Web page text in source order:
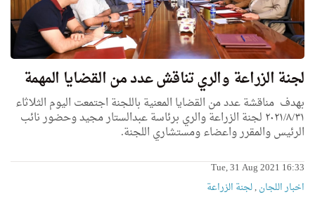
لجنة الزراعة والري تناقش عدد من القضايا المهمة
بهدف مناقشة عدد من القضايا المعنية باللجنة اجتمعت اليوم الثلاثاء
٢٠٢١/٨/٣١ لجنة الزراعة والري برئاسة عبدالستار مجيد وحضور نائب
الرئيس والمقرر واعضاء ومستشاري اللجنة.
Tue, 31 Aug 2021 16:33
اخبار اللجان,لجنة الزراعة